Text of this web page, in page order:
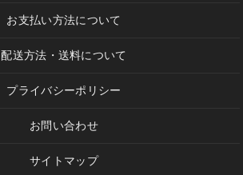
お支払い方法について
配送方法・送料について
プライバシーポリシー
お問い合わせ
サイトマップ